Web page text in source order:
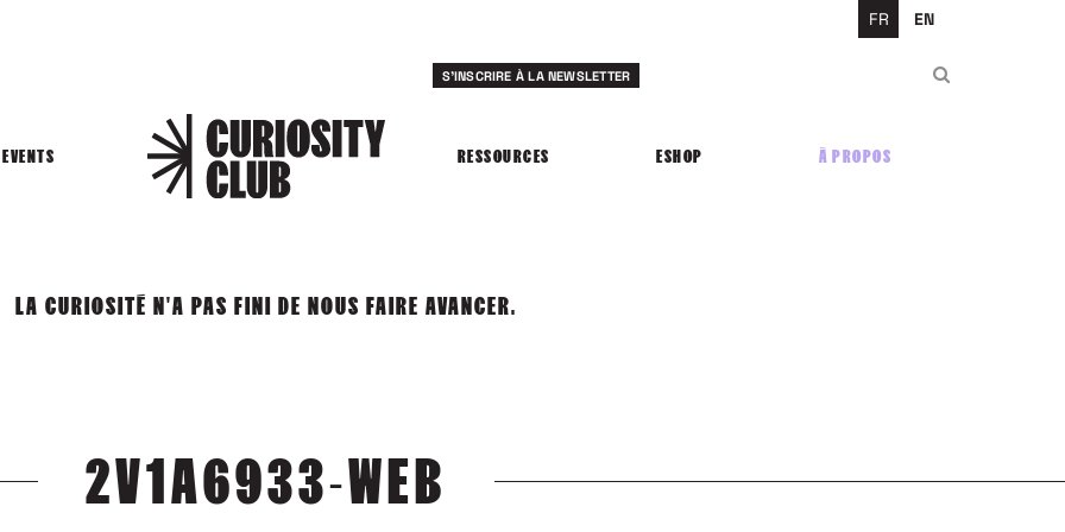
FR EN
EVENTS RESSOURCES ESHOP À PROPOS
S'INSCRIRE À LA NEWSLETTER
LA CURIOSITÉ N'A PAS FINI DE NOUS FAIRE AVANCER.
2V1A6933-WEB